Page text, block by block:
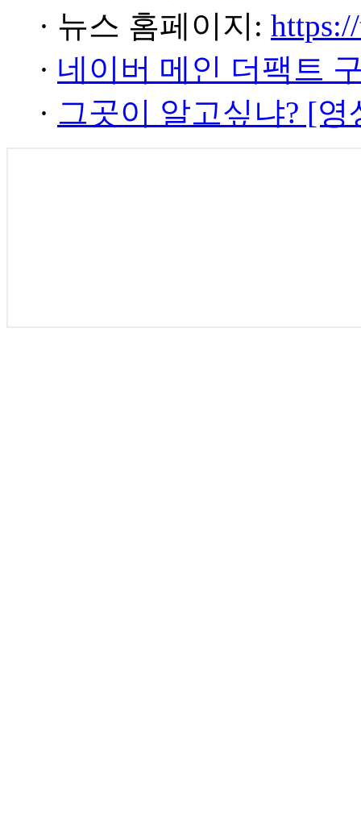
· 뉴스 홈페이지:
· 네이버 메인 더팩트
· 그곳이 알고싶냐? [